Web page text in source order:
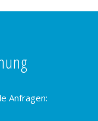
Anfragen: